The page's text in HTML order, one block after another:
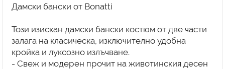
Дамски бански от Bonatti
Този изискан дамски бански костюм от две части
залага на класическа, изключително удобна
кройка и луксозно излъчване.
- Свеж и модерен прочит на животинския десен